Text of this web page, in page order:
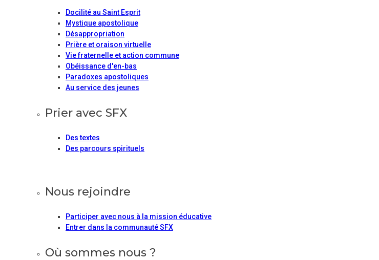
Docilité au Saint Esprit
Mystique apostolique
Désappropriation
Prière et oraison virtuelle
Vie fraternelle et action commune
Obéissance d'en-bas
Paradoxes apostoliques
Au service des jeunes
Prier avec SFX
Des textes
Des parcours spirituels
Nous rejoindre
Participer avec nous à la mission éducative
Entrer dans la communauté SFX
Où sommes nous ?